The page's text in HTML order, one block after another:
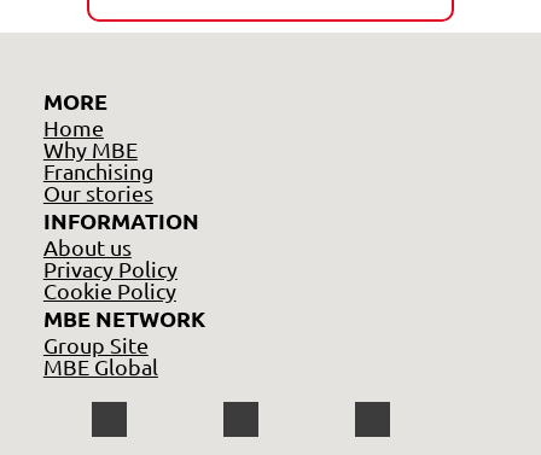
MORE
Home
Why MBE
Franchising
Our stories
INFORMATION
About us
Privacy Policy
Cookie Policy
MBE NETWORK
Group Site
MBE Global